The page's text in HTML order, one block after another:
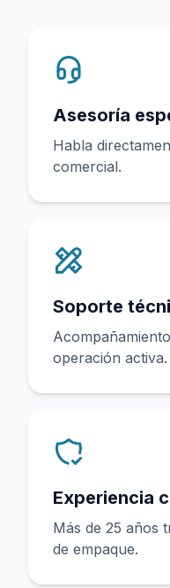
Asesoría
Habla
comercial.
Soporte
operación activa.
Experiencia
Más de 25 años
de empaque.